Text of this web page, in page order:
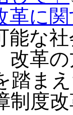
革に
能な
改革
踏ま
制度